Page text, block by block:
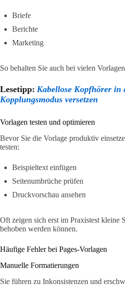
Briefe
Berichte
Marketing
So behalten Sie auch bei vielen
Lesetipp: Kabellose Kopfhörer in
Kopplungsmodus versetzen
Vorlagen testen und optimieren
Bevor Sie die Vorlage produktiv
testen:
Beispieltext einfügen
Seitenumbrüche prüfen
Druckvorschau ansehen
Oft zeigen sich erst im Praxistest kleine
behoben werden können.
Häufige Fehler bei Pages-Vorlagen
Manuelle Formatierungen
Sie führen zu Inkonsistenzen und